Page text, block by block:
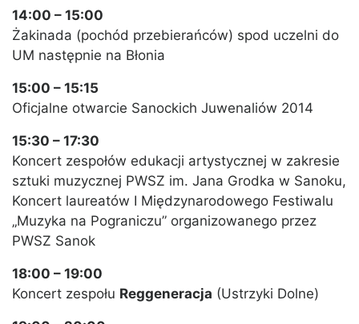
14:00 – 15:00
Żakinada (pochód przebierańców) spod uczelni do
UM następnie na Błonia
15:00 – 15:15
Oficjalne otwarcie Sanockich Juwenaliów 2014
15:30 – 17:30
Koncert zespołów edukacji artystycznej w zakresie
sztuki muzycznej PWSZ im. Jana Grodka w Sanoku,
Koncert laureatów I Międzynarodowego Festiwalu
„Muzyka na Pograniczu” organizowanego przez
PWSZ Sanok
18:00 – 19:00
Koncert zespołu Reggeneracja (Ustrzyki Dolne)